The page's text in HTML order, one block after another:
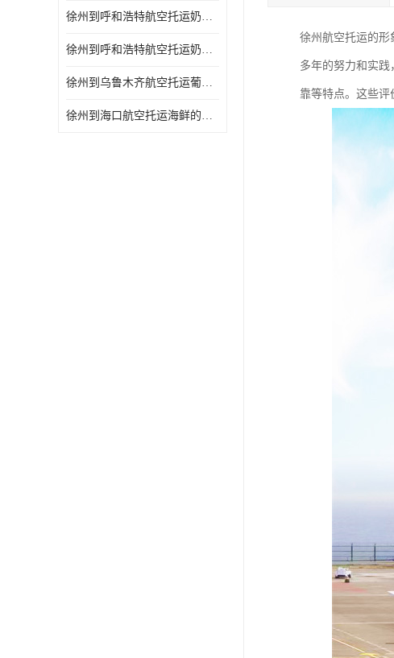
徐州到呼和浩特航空托运奶制品的规定 空运专线-一站式服务
徐州到呼和浩特航空托运奶制品的规定 当天办理当天到达
徐州到乌鲁木齐航空托运葡萄干的包装 空运专线-一站式服务
徐州到海口航空托运海鲜的运输时间 空运专线-一站式服务
徐州航空托运的形
多年的努力和实践
靠等特点。这些评